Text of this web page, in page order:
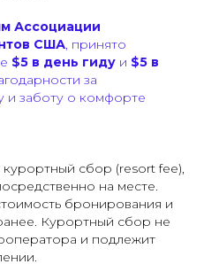
Ассоциации
США, принято
$5 в день гиду и $5 в
за
и заботу о комфорте
сбор (resort fee),
на месте.
бронирования и
Курортный сбор не
и подлежит